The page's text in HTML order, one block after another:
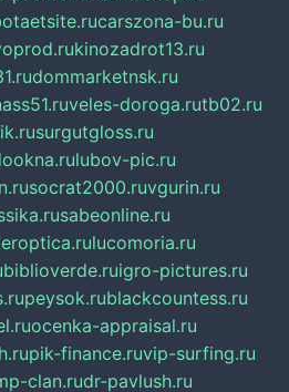
carszona-bu.ru
kinozadrot13.ru
dommarketnsk.ru
veles-doroga.rutb02.ru
surgutgloss.ru
lubov-pic.ru
socrat2000.ruvgurin.ru
sabeonline.ru
lucomoria.ru
biblioverde.ruigro-pictures.ru
peysok.rublackcountess.ru
ocenka-appraisal.ru
pik-finance.ruvip-surfing.ru
clan.rudr-pavlush.ru